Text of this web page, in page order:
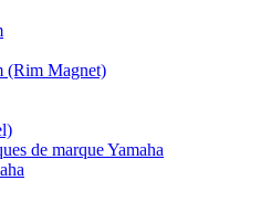
(Rim Magnet)
de marque Yamaha